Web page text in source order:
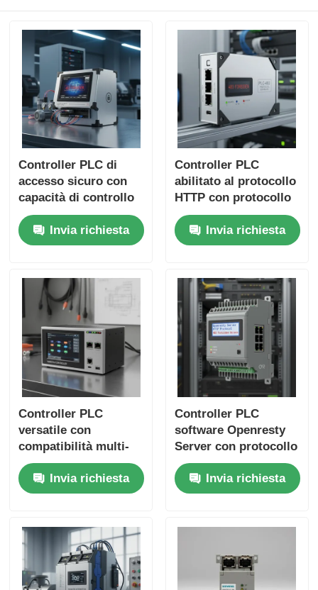
Controller PLC di
accesso sicuro con
capacità di controllo
robuste e sicurezza
403 proibita per
l'automazione
Invia richiesta
Controller PLC
abilitato al protocollo
HTTP con protocollo
di comunicazione
abilitato alla
sicurezza e 403
Handling
Invia richiesta
Controller PLC
versatile con
compatibilità multi-
protocollo e HMI
integrato per
l'automazione
interruzioni
Invia richiesta
Controller PLC
software Openresty
Server con protocollo
HTTP e controllo di
accesso 403 per
l'automazione
Invia richiesta